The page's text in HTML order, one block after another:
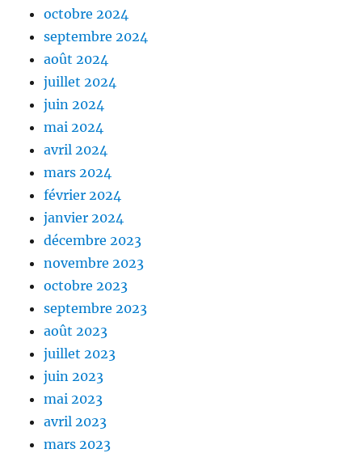
octobre 2024
septembre 2024
août 2024
juillet 2024
juin 2024
mai 2024
avril 2024
mars 2024
février 2024
janvier 2024
décembre 2023
novembre 2023
octobre 2023
septembre 2023
août 2023
juillet 2023
juin 2023
mai 2023
avril 2023
mars 2023